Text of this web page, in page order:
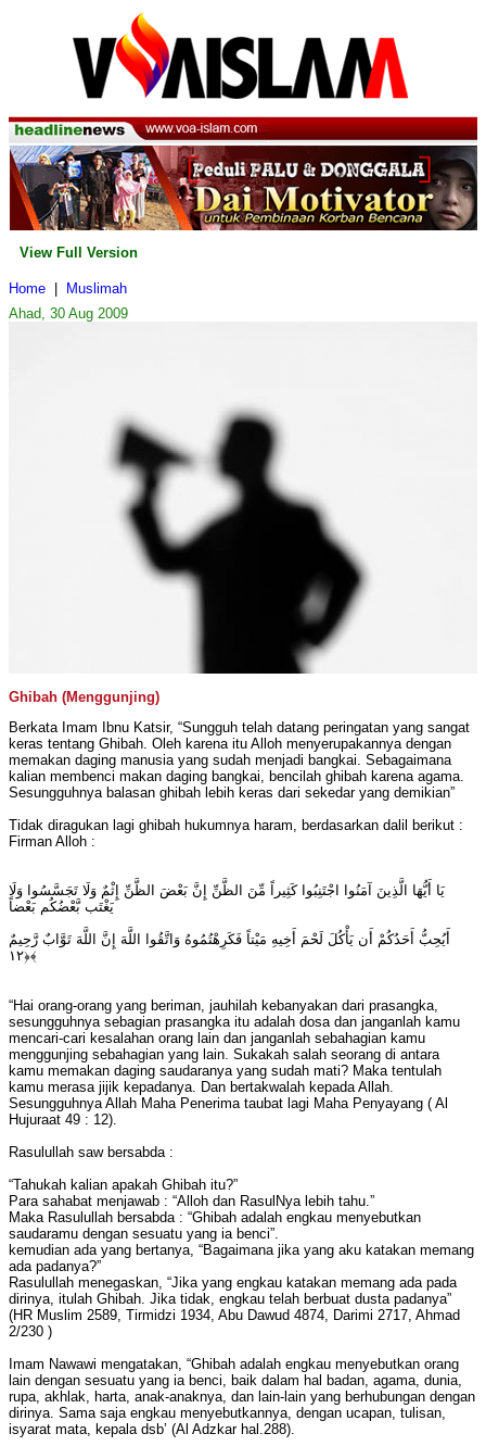
View Full Version
Home
Muslimah
Ahad, 30 Aug 2009
Ghibah (Menggunjing)
Berkata Imam Ibnu Katsir, “Sungguh telah datang peringatan yang sangat
keras tentang Ghibah. Oleh karena itu Alloh menyerupakannya dengan
memakan daging manusia yang sudah menjadi bangkai. Sebagaimana
kalian membenci makan daging bangkai, bencilah ghibah karena agama.
Sesungguhnya balasan ghibah lebih keras dari sekedar yang demikian”
Tidak diragukan lagi ghibah hukumnya haram, berdasarkan dalil berikut :
Firman Alloh :
يَا أَيُّهَا الَّذِينَ آمَنُوا اجْتَنِبُوا كَثِيراً مِّنَ الظَّنِّ إِنَّ بَعْضَ الظَّنِّ إِثْمٌ وَلَا تَجَسَّسُوا وَلَا
يَغْتَب بَّعْضُكُم بَعْضاً
أَيُحِبُّ أَحَدُكُمْ أَن يَأْكُلَ لَحْمَ أَخِيهِ مَيْتاً فَكَرِهْتُمُوهُ وَاتَّقُوا اللَّهَ إِنَّ اللَّهَ تَوَّابٌ رَّحِيمٌ
﴿١٢﴾
“Hai orang-orang yang beriman, jauhilah kebanyakan dari prasangka,
sesungguhnya sebagian prasangka itu adalah dosa dan janganlah kamu
mencari-cari kesalahan orang lain dan janganlah sebahagian kamu
menggunjing sebahagian yang lain. Sukakah salah seorang di antara
kamu memakan daging saudaranya yang sudah mati? Maka tentulah
kamu merasa jijik kepadanya. Dan bertakwalah kepada Allah.
Sesungguhnya Allah Maha Penerima taubat lagi Maha Penyayang ( Al
Hujuraat 49 : 12).
Rasulullah saw bersabda :
“Tahukah kalian apakah Ghibah itu?”
Para sahabat menjawab : “Alloh dan RasulNya lebih tahu.”
Maka Rasulullah bersabda : “Ghibah adalah engkau menyebutkan
saudaramu dengan sesuatu yang ia benci”.
kemudian ada yang bertanya, “Bagaimana jika yang aku katakan memang
ada padanya?”
Rasulullah menegaskan, “Jika yang engkau katakan memang ada pada
dirinya, itulah Ghibah. Jika tidak, engkau telah berbuat dusta padanya”
(HR Muslim 2589, Tirmidzi 1934, Abu Dawud 4874, Darimi 2717, Ahmad
2/230 )
Imam Nawawi mengatakan, “Ghibah adalah engkau menyebutkan orang
lain dengan sesuatu yang ia benci, baik dalam hal badan, agama, dunia,
rupa, akhlak, harta, anak-anaknya, dan lain-lain yang berhubungan dengan
dirinya. Sama saja engkau menyebutkannya, dengan ucapan, tulisan,
isyarat mata, kepala dsb’ (Al Adzkar hal.288).